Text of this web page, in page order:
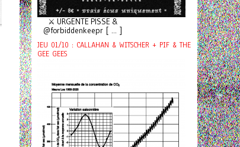
⚔️ URGENTE PISSE &
@forbiddenkeepr [ ... ]
JEU 01/10 : CALLAHAN & WITSCHER + PIF & THE
GEE GEES